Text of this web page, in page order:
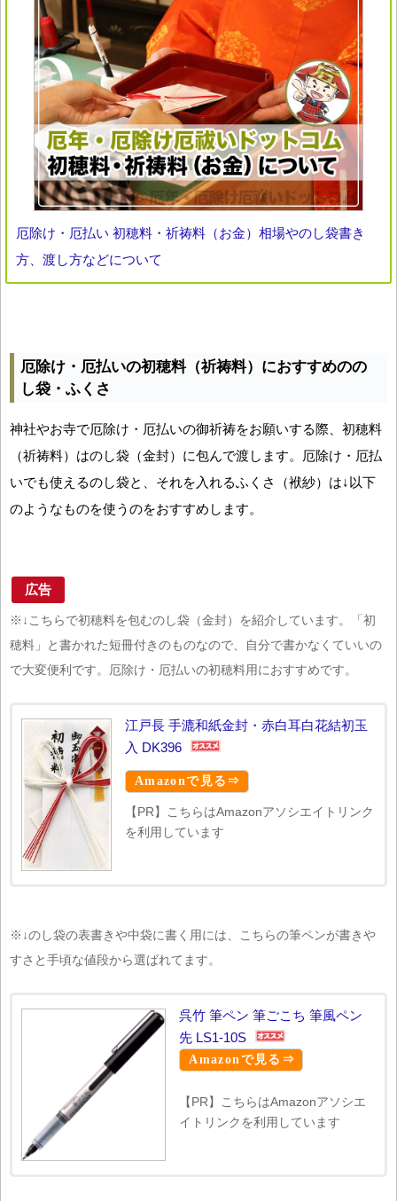
厄除け・厄払い 初穂料・祈祷料（お金）相場やのし袋書き
方、渡し方などについて
厄除け・厄払いの初穂料（祈祷料）におすすめのの
し袋・ふくさ
神社やお寺で厄除け・厄払いの御祈祷をお願いする際、初穂料
（祈祷料）はのし袋（金封）に包んで渡します。厄除け・厄払
いでも使えるのし袋と、それを入れるふくさ（袱紗）は↓以下
のようなものを使うのをおすすめします。
広告
※↓こちらで初穂料を包むのし袋（金封）を紹介しています。「初
穂料」と書かれた短冊付きのものなので、自分で書かなくていいの
で大変便利です。厄除け・厄払いの初穂料用におすすめです。
江戸長 手漉和紙金封・赤白耳白花結初玉
入 DK396
Amazonで見る⇒
【PR】こちらはAmazonアソシエイトリンク
を利用しています
※↓のし袋の表書きや中袋に書く用には、こちらの筆ペンが書きや
すさと手頃な値段から選ばれてます。
呉竹 筆ペン 筆ごこち 筆風ペン
先 LS1-10S
Amazonで見る⇒
【PR】こちらはAmazonアソシエ
イトリンクを利用しています